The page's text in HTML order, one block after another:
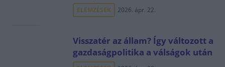
ELEMZÉSEK 2026. ápr. 22.
Visszatér az állam? Így változott a
gazdaságpolitika a válságok után